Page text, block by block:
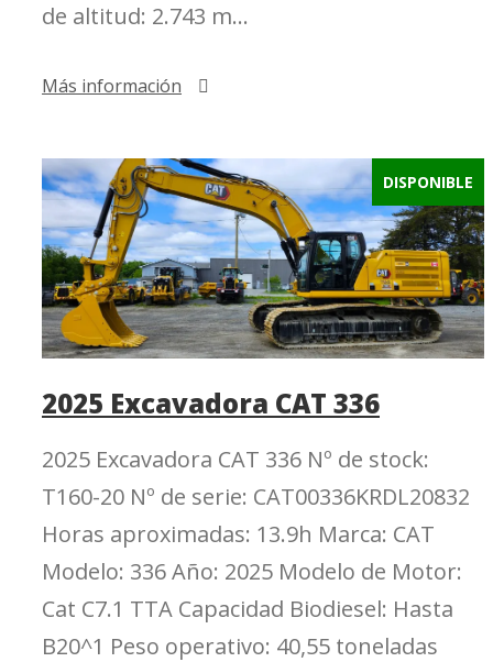
de altitud: 2.743 m...
Más información
DISPONIBLE
2025 Excavadora CAT 336
2025 Excavadora CAT 336 Nº de stock:
T160-20 Nº de serie: CAT00336KRDL20832
Horas aproximadas: 13.9h Marca: CAT
Modelo: 336 Año: 2025 Modelo de Motor:
Cat C7.1 TTA Capacidad Biodiesel: Hasta
B20^1 Peso operativo: 40,55 toneladas